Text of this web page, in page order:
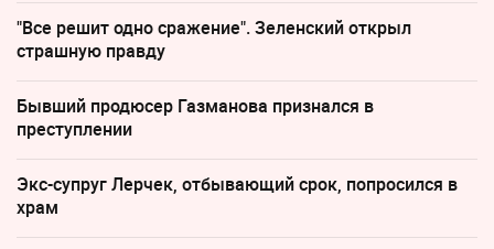
"Все решит одно сражение". Зеленский открыл
страшную правду
Бывший продюсер Газманова признался в
преступлении
Экс-супруг Лерчек, отбывающий срок, попросился в
храм